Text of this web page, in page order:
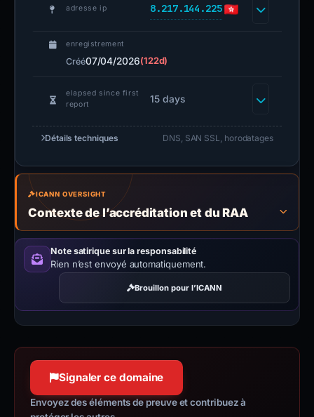
adresse ip 8.217.144.225
enregistrement
Créé07/04/2026(122d)
elapsed since first
report
15 days
Détails techniques DNS, SAN SSL, horodatages
ICANN OVERSIGHT
Contexte de l’accréditation et du RAA
Note satirique sur la responsabilité
Rien n’est envoyé automatiquement.
Brouillon pour l’ICANN
Signaler ce domaine
Envoyez des éléments de preuve et contribuez à